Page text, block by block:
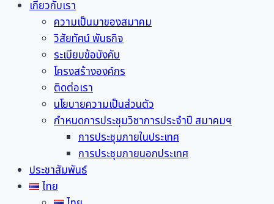
เกี่ยวกับเรา
ความเป็นมาของสมาคม
วิสัยทัศน์ พันธกิจ
ระเบียบข้อบังคับ
โครงสร้างองค์กร
ติดต่อเรา
นโยบายความเป็นส่วนตัว
กำหนดการประชุมวิชาการประจำปี สมาคมฯ
การประชุมภายในประเทศ
การประชุมภายนอกประเทศ
ประชาสัมพันธ์
ไทย